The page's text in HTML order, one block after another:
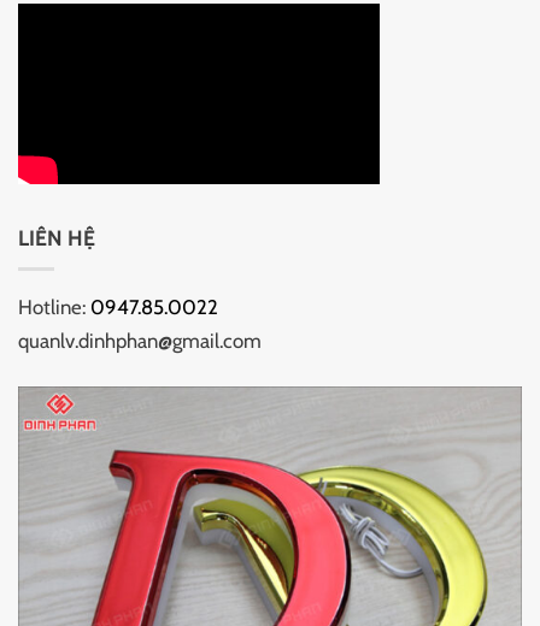
LIÊN HỆ
Hotline: 0947.85.0022
quanlv.dinhphan@gmail.com